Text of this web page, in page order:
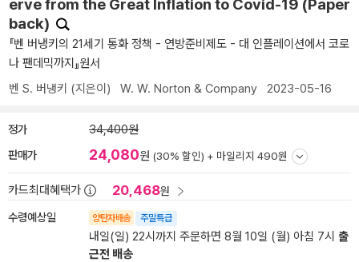
erve from the Great Inflation to Covid-19 (Paper
back)
『벤 버냉키의 21세기 통화 정책 - 연방준비제도 - 대 인플레이션에서 코로
나 팬데믹까지』원서
벤 S. 버냉키 (지은이) W. W. Norton & Company 2023-05-16
정가 34,400원
판매가 24,080원 (30% 할인) + 마일리지 490원
카드최대혜택가 20,468원
수령예상일 양탄자배송 주말특급
내일(일) 22시까지 주문하면 8월 10일 (월) 아침 7시 출
근전 배송